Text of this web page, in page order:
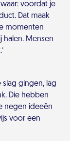
voordat je
Dat maak
momenten
halen. Mensen
slag gingen, lag
Die hebben
negen ideeën
voor een